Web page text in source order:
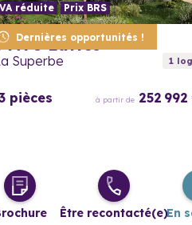
En savoir plus
Dernières opportunités !
réduite Prix BRS
Lattes
Superbe 1
pièces à partir de 252 992
Être recontacté(e)En